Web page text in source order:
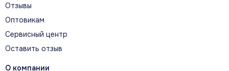
Отзывы
Оптовикам
Сервисный центр
Оставить отзыв
О компании